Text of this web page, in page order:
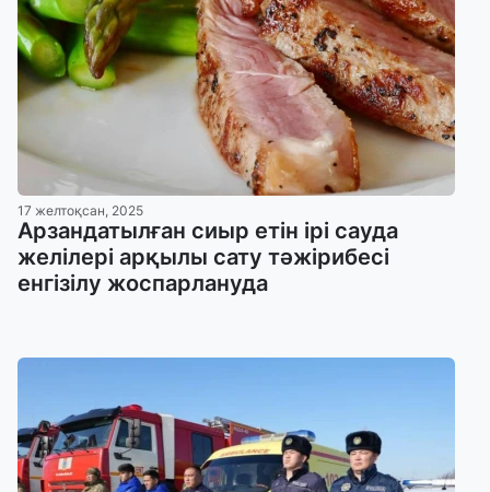
17 желтоқсан, 2025
Арзандатылған сиыр етін ірі сауда
желілері арқылы сату тәжірибесі
енгізілу жоспарлануда